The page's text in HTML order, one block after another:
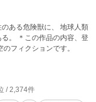
ある危険獣に、 地球人類
、登
フィクションです。
/ 2,374件